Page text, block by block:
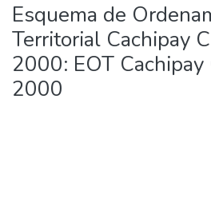
Esquema de
Territorial Cachipay
2000: EOT Cachipay
2000